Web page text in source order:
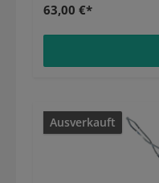
63,00 €*
Ausverkauft